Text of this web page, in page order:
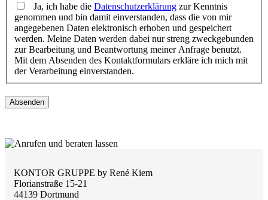
Ja, ich habe die Datenschutzerklärung zur Kenntnis
genommen und bin damit einverstanden, dass die von mir
angegebenen Daten elektronisch erhoben und gespeichert
werden. Meine Daten werden dabei nur streng zweckgebunden
zur Bearbeitung und Beantwortung meiner Anfrage benutzt.
Mit dem Absenden des Kontaktformulars erkläre ich mich mit
der Verarbeitung einverstanden.
Absenden
KONTOR GRUPPE by René Kiem
Florianstraße 15-21
44139 Dortmund